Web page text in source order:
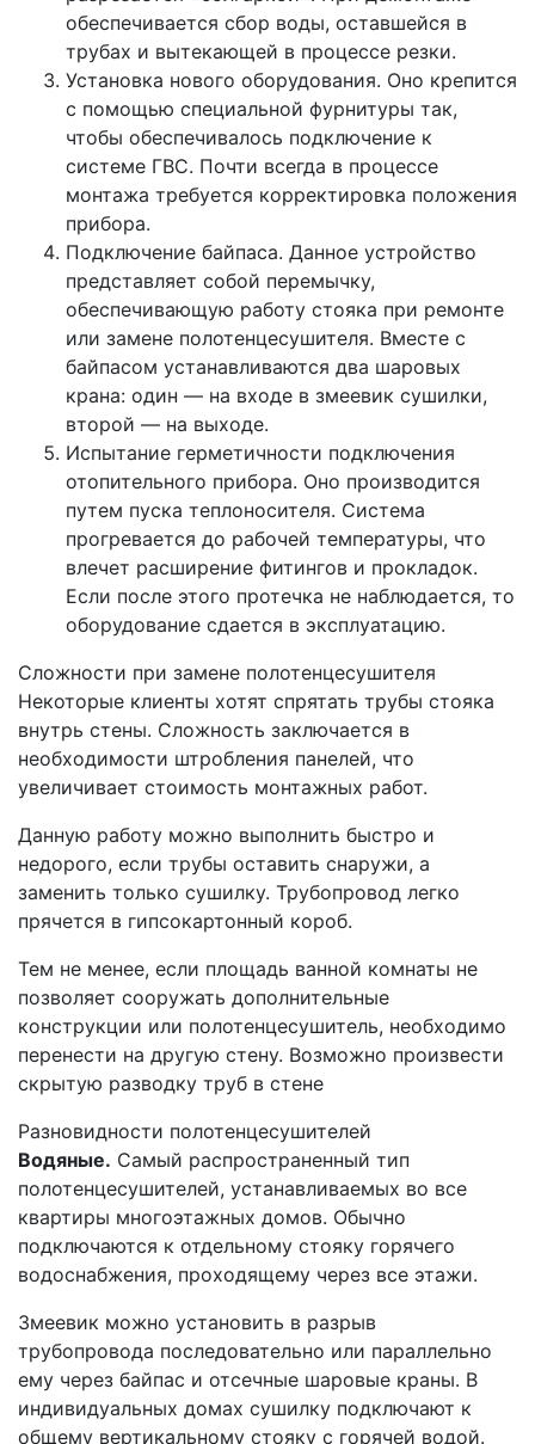
обеспечивается сбор воды, оставшейся в
трубах и вытекающей в процессе резки.
Установка нового оборудования. Оно крепится
с помощью специальной фурнитуры так,
чтобы обеспечивалось подключение к
системе ГВС. Почти всегда в процессе
монтажа требуется корректировка положения
прибора.
Подключение байпаса. Данное устройство
представляет собой перемычку,
обеспечивающую работу стояка при ремонте
или замене полотенцесушителя. Вместе с
байпасом устанавливаются два шаровых
крана: один — на входе в змеевик сушилки,
второй — на выходе.
Испытание герметичности подключения
отопительного прибора. Оно производится
путем пуска теплоносителя. Система
прогревается до рабочей температуры, что
влечет расширение фитингов и прокладок.
Если после этого протечка не наблюдается, то
оборудование сдается в эксплуатацию.
Сложности при замене полотенцесушителя
Некоторые клиенты хотят спрятать трубы стояка
внутрь стены. Сложность заключается в
необходимости штробления панелей, что
увеличивает стоимость монтажных работ.
Данную работу можно выполнить быстро и
недорого, если трубы оставить снаружи, а
заменить только сушилку. Трубопровод легко
прячется в гипсокартонный короб.
Тем не менее, если площадь ванной комнаты не
позволяет сооружать дополнительные
конструкции или полотенцесушитель, необходимо
перенести на другую стену. Возможно произвести
скрытую разводку труб в стене
Разновидности полотенцесушителей
Водяные. Самый распространенный тип
полотенцесушителей, устанавливаемых во все
квартиры многоэтажных домов. Обычно
подключаются к отдельному стояку горячего
водоснабжения, проходящему через все этажи.
Змеевик можно установить в разрыв
трубопровода последовательно или параллельно
ему через байпас и отсечные шаровые краны. В
индивидуальных домах сушилку подключают к
общему вертикальному стояку с горячей водой.